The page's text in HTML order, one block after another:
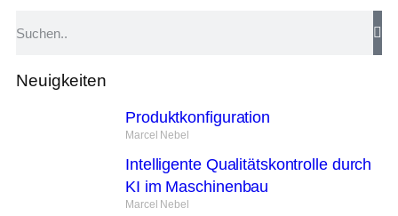
Neuigkeiten
Produktkonfiguration
Marcel Nebel
Intelligente Qualitätskontrolle durch
KI im Maschinenbau
Marcel Nebel